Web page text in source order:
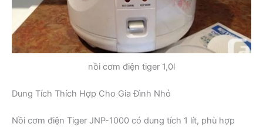
nồi cơm điện tiger 1,0l
Dung Tích Thích Hợp Cho Gia Đình Nhỏ
Nồi cơm điện Tiger JNP-1000 có dung tích 1 lít, phù hợp